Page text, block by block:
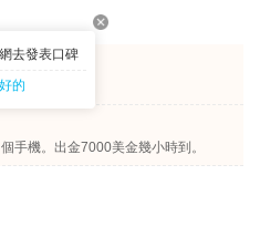
手機。出金7000美金幾小時到。
去發表口碑
好的